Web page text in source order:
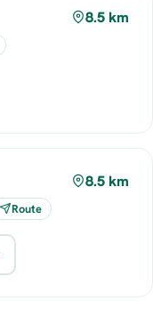
8.5 km
8.5 km
Route